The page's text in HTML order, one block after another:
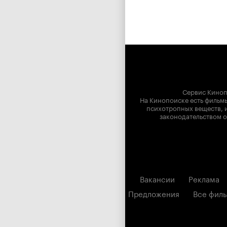
Сервис
На Кинопоиске есть
психотропных веществ,
законодательством
Вакансии Реклама
Предложения
Все